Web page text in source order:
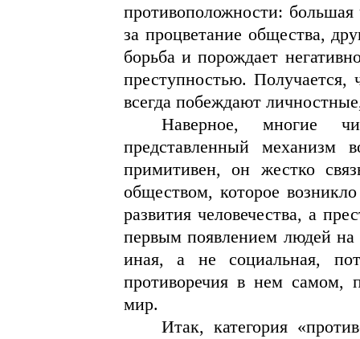
противоположности:
за процветание общества,
борьба и порождает
преступностью. Получается,
всегда побеждают
Наверное, многие
представленный механизм
примитивен, он жестко
обществом, которое
развития человечества, а
первым появлением людей на
иная, а не социальная,
противоречия в нем самом,
мир.
Итак, категория